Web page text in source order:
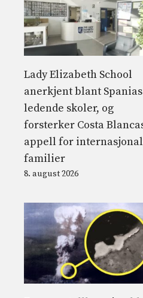
Lady Elizabeth School
anerkjent blant Spanias
ledende skoler, og
forsterker Costa
appell for
familier
8. august 2026